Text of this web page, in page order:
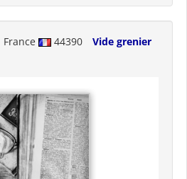
France 44390
Vide grenier